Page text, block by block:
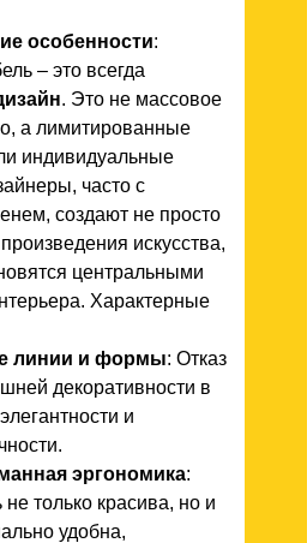
особенности:
– это всегда
. Это не массовое
а лимитированные
индивидуальные
часто с
создают не просто
искусства,
центральными
Характерные
линии и формы: Отказ
декоративности в
и
эргономика:
только красива, но и
удобна,